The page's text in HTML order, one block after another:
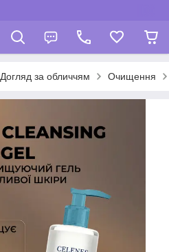
Догляд за обличчям Очищення